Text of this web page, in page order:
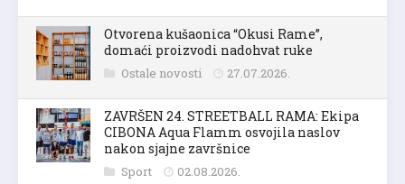
Otvorena kušaonica “Okusi Rame”,
domaći proizvodi nadohvat ruke
Ostale novosti 27.07.2026.
ZAVRŠEN 24. STREETBALL RAMA: Ekipa
CIBONA Aqua Flamm osvojila naslov
nakon sjajne završnice
Sport 02.08.2026.